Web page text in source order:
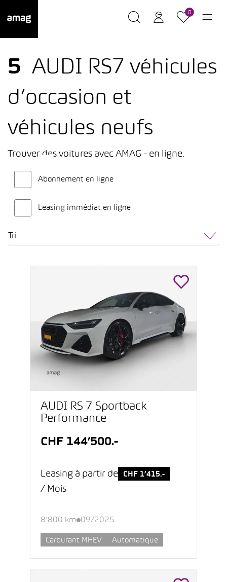
0
5 AUDI RS7 véhicules
d’occasion et
véhicules neufs
Trouver des voitures avec AMAG - en ligne.
Abonnement en ligne
Leasing immédiat en ligne
Tri
AUDI RS 7 Sportback
Performance
CHF 144’500.-
Leasing à partir de CHF 1’415.-
/ Mois
8’800 km 09/2025
Carburant MHEV Automatique